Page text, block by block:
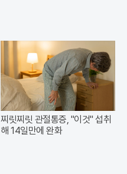
찌릿찌릿 관절통증, "이것" 섭취
해 14일만에 완화